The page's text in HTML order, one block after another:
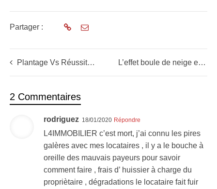
Partager :
Plantage Vs Réussite: Je montre les trades d’élèves L’effet boule de neige en Bull Market (Cours 6/6)
2 Commentaires
rodriguez 18/01/2020 Répondre
L4IMMOBILIER c’est mort, j’ai connu les pires
galères avec mes locataires , il y a le bouche à
oreille des mauvais payeurs pour savoir
comment faire , frais d’ huissier à charge du
propriètaire , dégradations le locataire fait fuir